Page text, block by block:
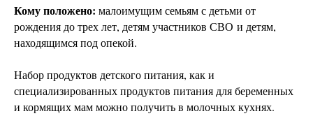
Кому положено: малоимущим семьям с детьми от
рождения до трех лет, детям участников СВО и детям,
находящимся под опекой.
Набор продуктов детского питания, как и
специализированных продуктов питания для беременных
и кормящих мам можно получить в молочных кухнях.